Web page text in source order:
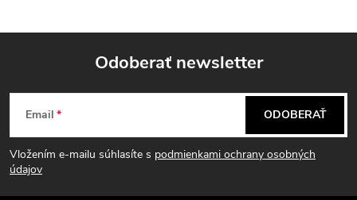
Z
á
p
Odoberať newsletter
Email
Vložením e-mailu súhlasíte s podmienkami ochrany osobných
údajov
ODOBERAŤ